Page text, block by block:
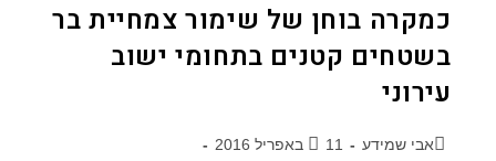
כמקרה בוחן של שימור צמחיית בר
בשטחים קטנים בתחומי ישוב
עירוני
אבי שמידע
11 באפריל 2016